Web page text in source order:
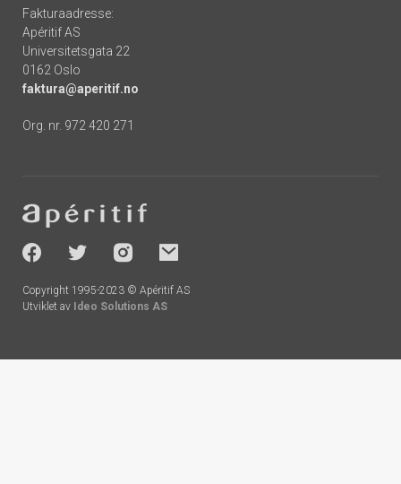
Fakturaadresse:
Apéritif AS
Universitetsgata 22
0162 Oslo
faktura@aperitif.no
Org. nr. 972 420 271
-
socials
Copyright 1995-2023 © Apéritif AS
Utviklet av Ideo Solutions AS